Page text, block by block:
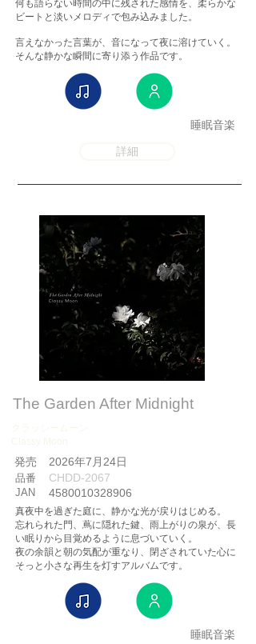
何も語らない時間の中に残された感情を、柔らかな
ビートと淡いメロディで包み込みました。
言えなかった言葉が、音になって夜に溶けていく。
そんな静かな瞬間に寄り添う作品です。
睡眠音楽
詳細
The Garden After Midnight
​発売 2026年7月24日
品番 CHDD-2067
JAN 4580010328906
真夜中を過ぎた庭に、静かな光が戻りはじめる。
忘れられた門、蔦に隠れた鍵、雨上がりの泉が、長
い眠りから目覚めるように息づいていく。
夜の余韻と朝の気配が重なり、閉ざされていた心に
そっと小さな再生を灯すアルバムです。
睡眠音楽